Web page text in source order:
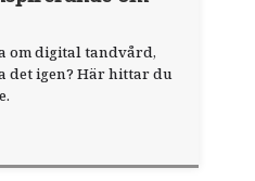
om digital tandvård,
det igen? Här hittar du